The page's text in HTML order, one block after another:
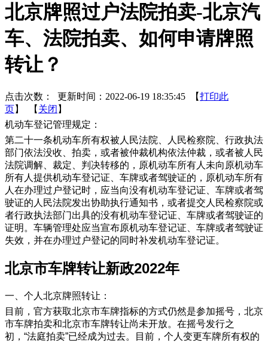
北京牌照过户法院拍卖-北京汽
车、法院拍卖、如何申请牌照
转让？
点击次数： 更新时间：2022-06-19 18:35:45 【打印此
页】 【 关闭 】
机动车登记管理规定：
第二十一条机动车所有权被人民法院、人民检察院、行政执法
部门依法没收、拍卖，或者被仲裁机构依法仲裁，或者被人民
法院调解、裁定、判决转移的，原机动车所有人未向原机动车
所有人提供机动车登记证、车牌或者驾驶证的，原机动车所有
人在办理过户登记时，应当向没有机动车登记证、车牌或者驾
驶证的人民法院发出协助执行通知书，或者提交人民检察院或
者行政执法部门出具的没有机动车登记证、车牌或者驾驶证的
证明。车辆管理处应当宣布原机动车登记证、车牌或者驾驶证
失效，并在办理过户登记的同时补发机动车登记证。
​北京市车牌转让新政2022年
一、个人北京牌照转让：
目前，官方获取北京市车牌指标的方式仍然是参加摇号，北京
市车牌拍卖和北京市车牌转让尚未开放。在摇号发行之
初，“法庭拍卖”已经成为过去。目前，个人变更车牌所有权的